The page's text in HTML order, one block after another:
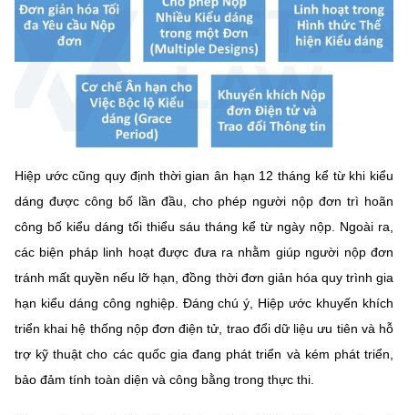
Hiệp ước cũng quy định thời gian ân hạn 12 tháng kể từ khi kiểu
dáng được công bố lần đầu, cho phép người nộp đơn trì hoãn
công bố kiểu dáng tối thiểu sáu tháng kể từ ngày nộp. Ngoài ra,
các biện pháp linh hoạt được đưa ra nhằm giúp người nộp đơn
tránh mất quyền nếu lỡ hạn, đồng thời đơn giản hóa quy trình gia
hạn kiểu dáng công nghiệp. Đáng chú ý, Hiệp ước khuyến khích
triển khai hệ thống nộp đơn điện tử, trao đổi dữ liệu ưu tiên và hỗ
trợ kỹ thuật cho các quốc gia đang phát triển và kém phát triển,
bảo đảm tính toàn diện và công bằng trong thực thi.